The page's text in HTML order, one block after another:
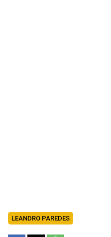
LEANDRO PAREDES